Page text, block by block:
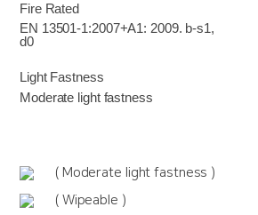
Fire Rated
EN 13501-1:2007+A1: 2009. b-s1,
d0
Light Fastness
Moderate light fastness
( Moderate light fastness )
( Wipeable )